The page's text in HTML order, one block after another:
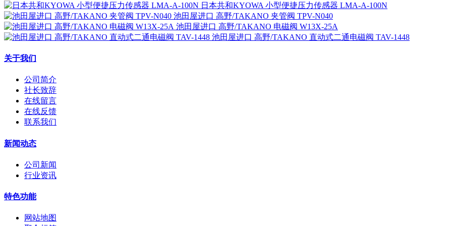
日本共和KYOWA 小型便捷压力传感器 LMA-A-100N
池田屋进口 高野/TAKANO 夹管阀 TPV-N040
池田屋进口 高野/TAKANO 电磁阀 W13X-25A
池田屋进口 高野/TAKANO 直动式二通电磁阀 TAV-1448
关于我们
公司简介
社长致辞
在线留言
在线反馈
联系我们
新闻动态
公司新闻
行业资讯
特色功能
网站地图